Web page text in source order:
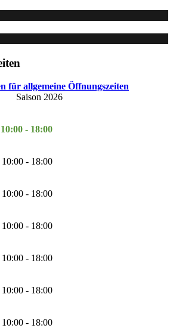
für allgemeine Öffnungszeiten
Saison 2026
10:00 - 18:00
10:00 - 18:00
10:00 - 18:00
10:00 - 18:00
10:00 - 18:00
10:00 - 18:00
10:00 - 18:00